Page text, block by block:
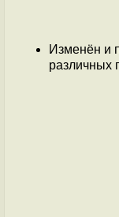
Изменён и
различных